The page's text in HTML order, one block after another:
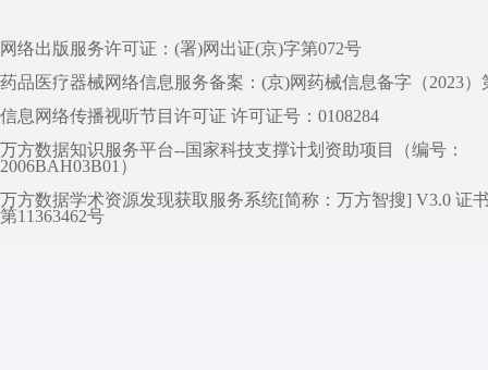
网络出版服务许可证：(署)网出证(京)字第072号
药品医疗器械网络信息服务备案：(京)网药械信息备字（2023）
信息网络传播视听节目许可证 许可证号：0108284
万方数据知识服务平台--国家科技支撑计划资助项目（编号：
2006BAH03B01）
万方数据学术资源发现获取服务系统[简称：万方智搜] V3.0 证
第11363462号